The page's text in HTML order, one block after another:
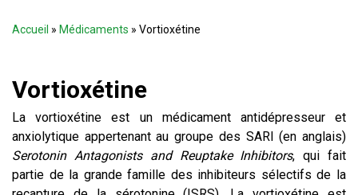
Accueil » Médicaments » Vortioxétine
Vortioxétine
La vortioxétine est un médicament antidépresseur et
anxiolytique appertenant au groupe des SARI (en anglais)
Serotonin Antagonists and Reuptake Inhibitors, qui fait
partie de la grande famille des inhibiteurs sélectifs de la